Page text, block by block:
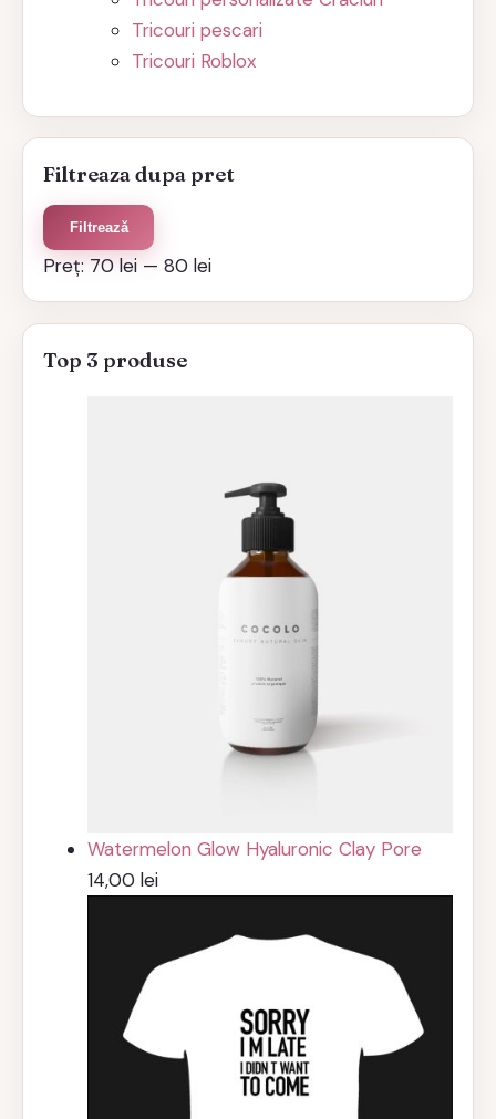
Tricouri pescari
Tricouri Roblox
Filtreaza dupa pret
Preț
minim
Preț
maxim
Filtrează
Preț: 70 lei —80 lei
Top 3 produse
Watermelon Glow Hyaluronic Clay Pore
14,00lei